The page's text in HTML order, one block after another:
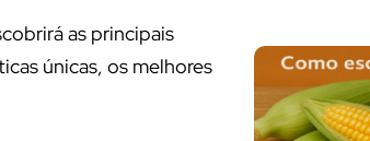
as principais
únicas, os melhores